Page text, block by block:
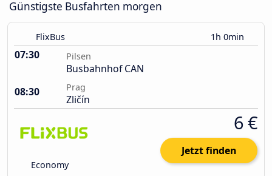
Günstigste Busfahrten morgen
FlixBus 1h 0min
07:30 Pilsen
Busbahnhof CAN
08:30
Prag
Zličín
Economy
6 €
Jetzt finden